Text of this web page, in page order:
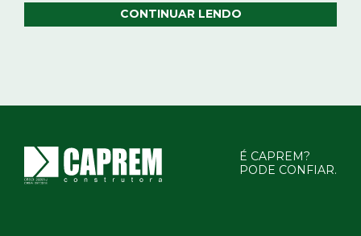
CONTINUAR LENDO
É CAPREM?
PODE CONFIAR.